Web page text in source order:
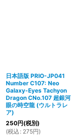
日本語版 PRIO-JP041
Number C107: Neo
Galaxy-Eyes Tachyon
Dragon CNo.107 超銀河
眼の時空龍 (ウルトラレ
ア)
250円(税別)
(税込 : 275円)